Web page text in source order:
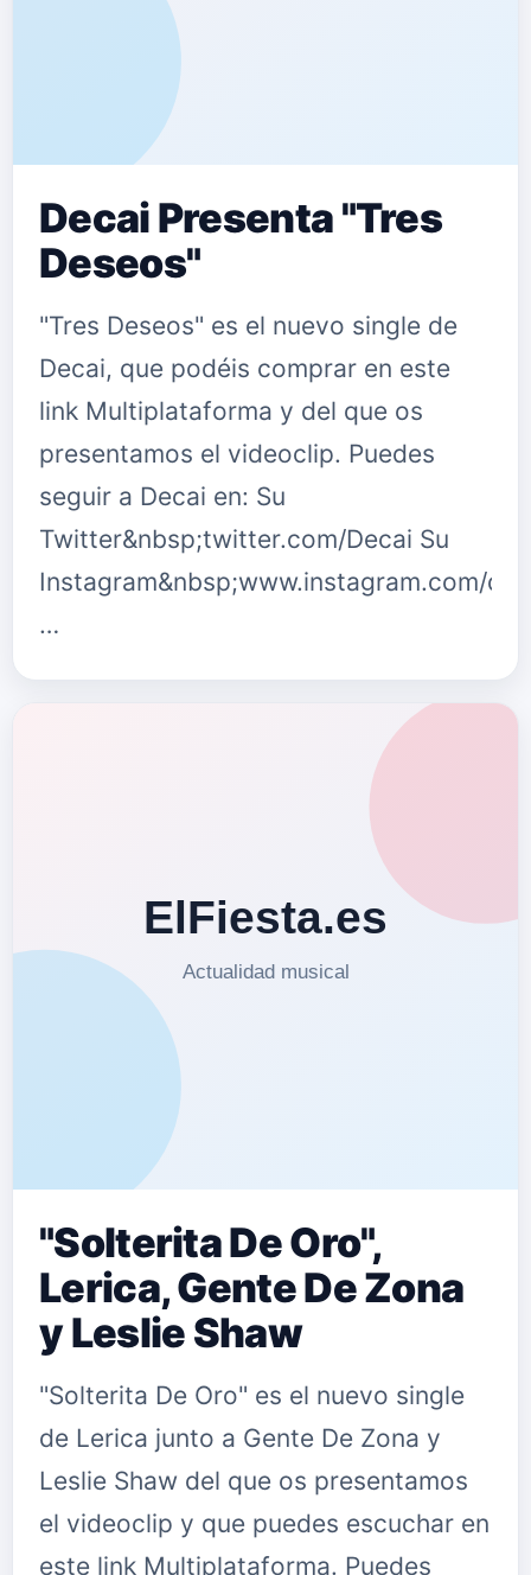
Decai Presenta "Tres
Deseos"
"Tres Deseos" es el nuevo single de
Decai, que podéis comprar en este
link Multiplataforma y del que os
presentamos el videoclip. Puedes
seguir a Decai en: Su
Twitter&nbsp;twitter.com/Decai Su
Instagram&nbsp;www.instagram.com/
…
"Solterita De Oro",
Lerica, Gente De Zona
y Leslie Shaw
"Solterita De Oro" es el nuevo single
de Lerica junto a Gente De Zona y
Leslie Shaw del que os presentamos
el videoclip y que puedes escuchar en
este link Multiplataforma. Puedes